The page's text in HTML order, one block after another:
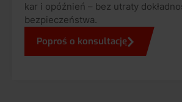
kar i opóźnień – bez utraty
bezpieczeństwa.
Poproś o konsultację